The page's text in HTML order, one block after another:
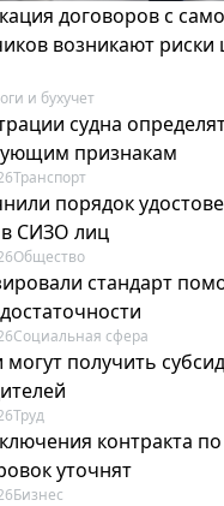
договоров с
возникают
и бухучет
судна
признакам
Транспорт
порядок
СИЗО лиц
Общество
стандарт
Социальная сфера
могут получить
Труд
контракта
уточнят
Бизнес